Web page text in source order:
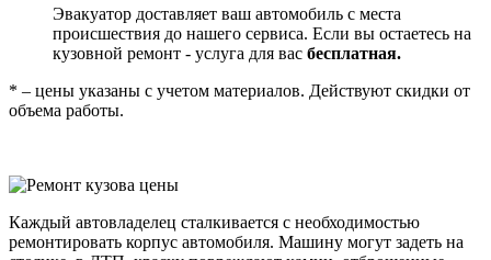
Эвакуатор доставляет ваш автомобиль с места
происшествия до нашего сервиса. Если вы остаетесь на
кузовной ремонт - услуга для вас бесплатная.
* – цены указаны с учетом материалов. Действуют скидки от
объема работы.
Каждый автовладелец сталкивается с необходимостью
ремонтировать корпус автомобиля. Машину могут задеть на